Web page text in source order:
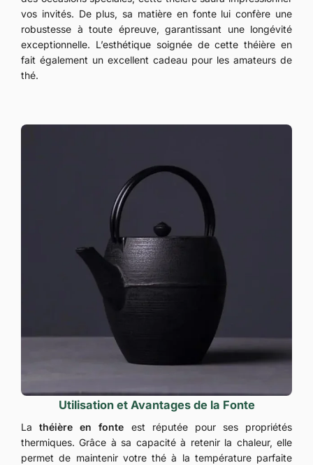
vos invités. De plus, sa matière en fonte lui confère une
robustesse à toute épreuve, garantissant une longévité
exceptionnelle. L’esthétique soignée de cette théière en
fait également un excellent cadeau pour les amateurs de
thé.
Utilisation et Avantages de la Fonte
Lathéière en fonte est réputée pour ses propriétés
thermiques. Grâce à sa capacité à retenir la chaleur, elle
permet de maintenir votre thé à la température parfaite